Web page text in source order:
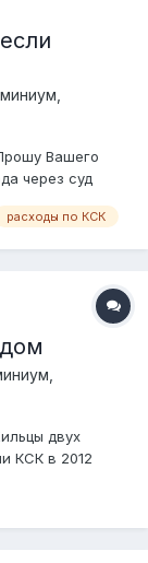
Вашего
через суд
по
расходы по КСК
двух
КСК в 2012
дома